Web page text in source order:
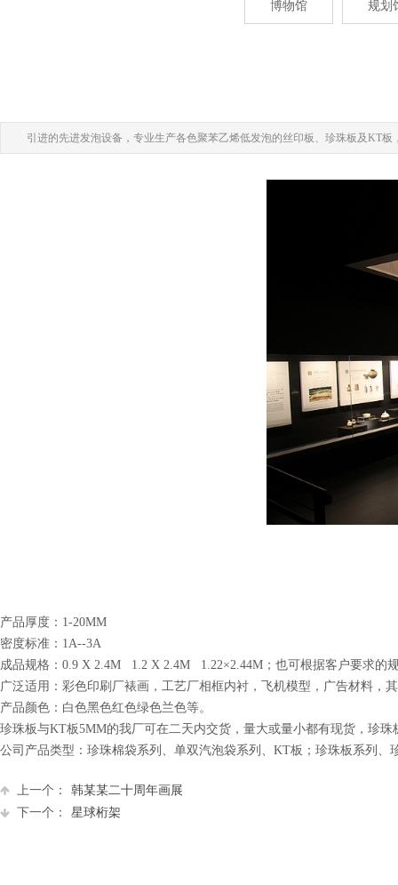
博物馆 规划
引进的先进发泡设备，专业生产各色聚苯乙烯低发泡的丝印板、珍珠板及KT
产品厚度：1-20MM
密度标准：1A--3A
成品规格：0.9 X 2.4M 1.2 X 2.4M 1.22×2.44M；也可根据客户要求的
广泛适用：彩色印刷厂裱画，工艺厂相框内衬，飞机模型，广告材料，
产品颜色：白色黑色红色绿色兰色等。
珍珠板与KT板5MM的我厂可在二天内交货，量大或量小都有现货，珍
公司产品类型：珍珠棉袋系列、单双汽泡袋系列、KT板；珍珠板系列
上一个：
韩某某二十周年画展
下一个：
星球桁架